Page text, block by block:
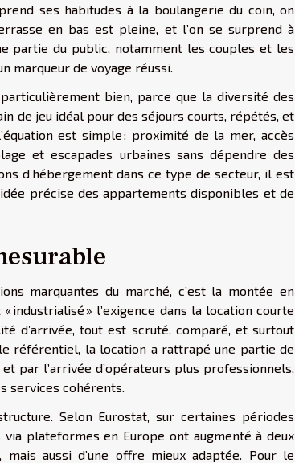
ses habitudes à la boulangerie du coin, on
en bas est pleine, et l’on se surprend à
partie du public, notamment les couples et les
marqueur de voyage réussi.
bien, parce que la diversité des
de jeu idéal pour des séjours courts, répétés, et
est simple : proximité de la mer, accès
et escapades urbaines sans dépendre des
d’hébergement dans ce type de secteur, il est
précise des appartements disponibles et de
marquantes du marché, c’est la montée en
industrialisé » l’exigence dans la location courte
d’arrivée, tout est scruté, comparé, et surtout
référentiel, la location a rattrapé une partie de
par l’arrivée d’opérateurs plus professionnels,
services cohérents.
Selon Eurostat, sur certaines périodes
plateformes en Europe ont augmenté à deux
aussi d’une offre mieux adaptée. Pour le